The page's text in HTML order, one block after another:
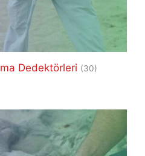
Dedektörleri (30)